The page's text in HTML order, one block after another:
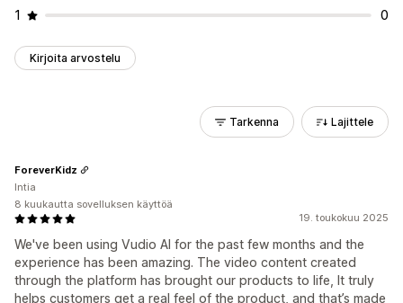
1
0
Kirjoita arvostelu
Tarkenna Lajittele
19. toukokuu 2025
We've been using Vudio AI for the past few months and the
experience has been amazing. The video content created
through the platform has brought our products to life, It truly
helps customers get a real feel of the product, and that’s made
ForeverKidz
Intia
8 kuukautta sovelluksen käyttöä